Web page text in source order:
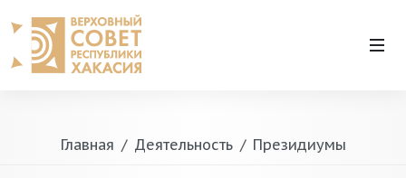
Главная Деятельность Президиумы